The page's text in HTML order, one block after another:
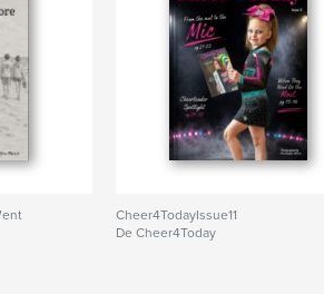
Cheer4TodayIssue11
De Cheer4Today